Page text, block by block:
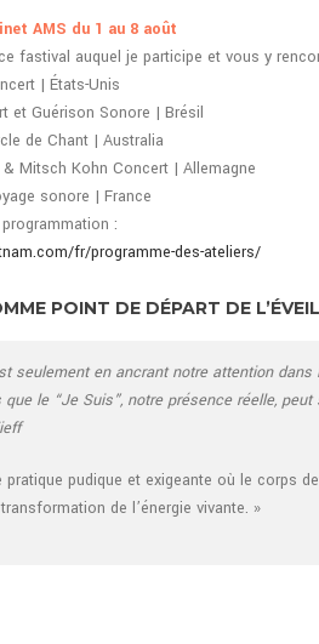
AMS du 1 au 8 août
fastival auquel je participe et vous y
| États-Unis
et Guérison Sonore | Brésil
de Chant | Australia
Mitsch Kohn Concert | Allemagne
sonore | France
:
fr/programme-des-ateliers/
POINT DE DÉPART DE L’ÉVEIL
seulement en ancrant notre attention
que le “Je Suis”, notre présence réelle, peut
pratique pudique et exigeante où le corps
de l’énergie vivante. »